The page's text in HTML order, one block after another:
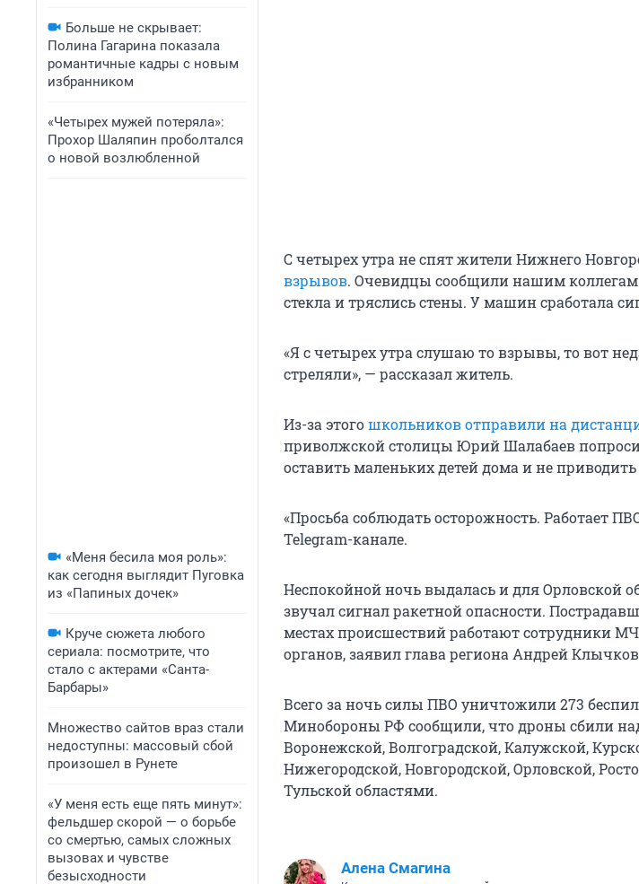
Больше не скрывает:
Полина Гагарина показала
романтичные кадры с новым
избранником
«Четырех мужей потеряла»:
Прохор Шаляпин проболтался
о новой возлюбленной
«Меня бесила моя роль»:
как сегодня выглядит Пуговка
из «Папиных дочек»
Круче сюжета любого
сериала: посмотрите, что
стало с актерами «Санта-
Барбары»
Множество сайтов враз стали
недоступны: массовый сбой
произошел в Рунете
«У меня есть еще пять минут»:
фельдшер скорой — о борьбе
со смертью, самых сложных
вызовах и чувстве
безысходности
С четырех утра не спят жители Нижнего
взрывов. Очевидцы сообщили нашим
стекла и тряслись стены. У машин сработала
«Я с четырех утра слушаю то взрывы, то вот
стреляли», — рассказал житель.
Из-за этогошкольников отправили на
приволжской столицы Юрий Шалабаев
оставить маленьких детей дома и не
«Просьба соблюдать осторожность. Работает
Telegram-канале.
Неспокойной ночь выдалась и для Орловской
звучал сигнал ракетной опасности.
местах происшествий работают сотрудники
органов, заявил глава региона Андрей
Всего за ночь силы ПВО уничтожили 273
Минобороны РФ сообщили, что дроны сбили
Воронежской, Волгоградской, Калужской,
Нижегородской, Новгородской, Орловской,
Тульской областями.
Алена Смагина